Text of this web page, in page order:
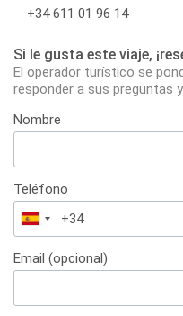
+34 611 01 96 14
Si le gusta este viaje,
El operador turístico se
responder a sus preguntas
Nombre
Teléfono
España
+34
Email (opcional)